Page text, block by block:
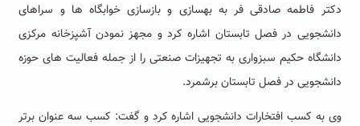
دکتر فاطمه صادقی فر به بهسازی و بازسازی خوابگاه ها و سراهای
دانشجویی در فصل تابستان اشاره کرد و مجهز نمودن آشپزخانه مرکزی
دانشگاه حکیم سبزواری به تجهیزات صنعتی را از جمله فعالیت های حوزه
دانشجویی در فصل تابستان برشمرد.
وی به کسب افتخارات دانشجویی اشاره کرد و گفت: کسب سه عنوان برتر